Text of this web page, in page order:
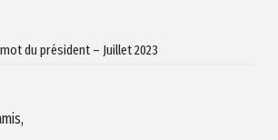
du président – Juillet 2023